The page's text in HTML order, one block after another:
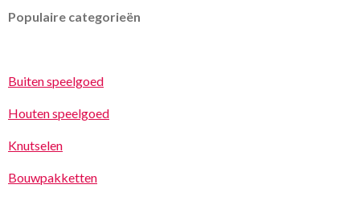
Populaire categorieën
Buiten speelgoed
Houten speelgoed
Knutselen
Bouwpakketten